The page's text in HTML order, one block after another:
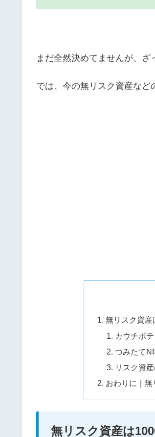
まだ全然決めてませんが、ざ
では、今の無リスク資産など
無リスク資産
カウチポ
つみたて
リスク資
おわりに｜
無リスク資産は